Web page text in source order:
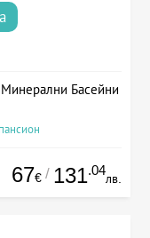
Басейни
67€ / 131.04
лв.